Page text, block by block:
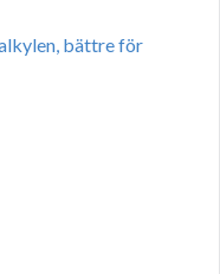
bättre för